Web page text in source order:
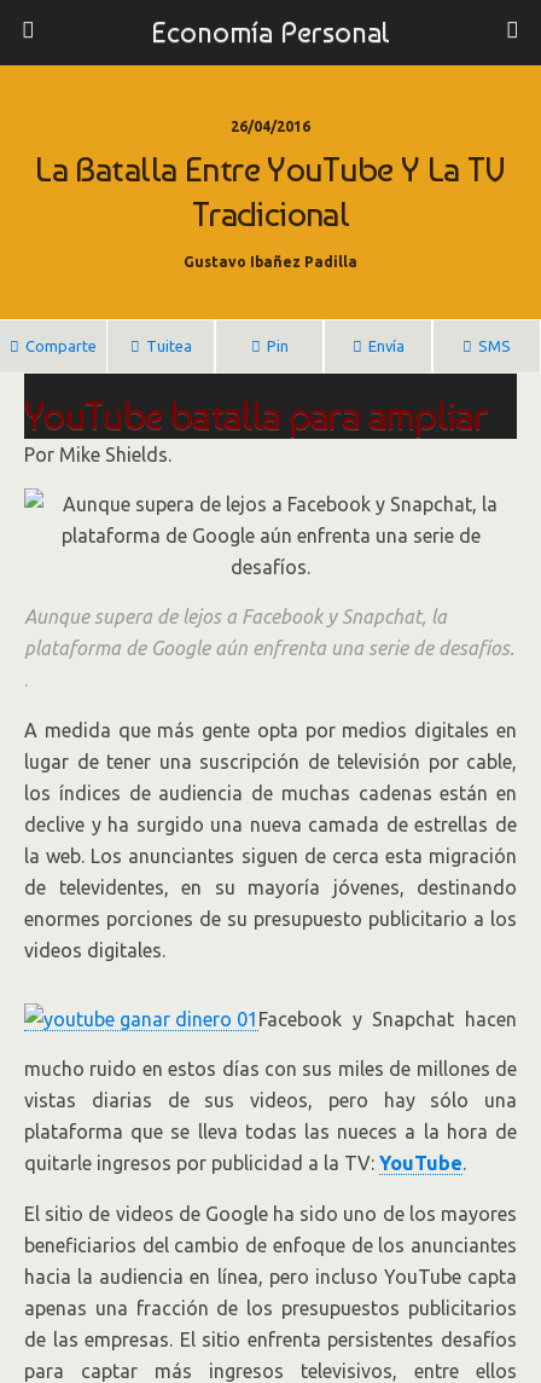
Economía Personal
26/04/2016
La Batalla Entre YouTube Y La TV
Tradicional
Gustavo Ibañez Padilla
Comparte Tuitea Pin Envía SMS
YouTube batalla para ampliar
su tajada de la publicidad que
migra de la TV a la web
Por Mike Shields.
Aunque supera de lejos a Facebook y Snapchat, la
plataforma de Google aún enfrenta una serie de desafíos.
.
A medida que más gente opta por medios digitales en
lugar de tener una suscripción de televisión por cable,
los índices de audiencia de muchas cadenas están en
declive y ha surgido una nueva camada de estrellas de
la web. Los anunciantes siguen de cerca esta migración
de televidentes, en su mayoría jóvenes, destinando
enormes porciones de su presupuesto publicitario a los
videos digitales.
Facebook y Snapchat hacen
mucho ruido en estos días con sus miles de millones de
vistas diarias de sus videos, pero hay sólo una
plataforma que se lleva todas las nueces a la hora de
quitarle ingresos por publicidad a la TV: YouTube.
El sitio de videos de Google ha sido uno de los mayores
beneficiarios del cambio de enfoque de los anunciantes
hacia la audiencia en línea, pero incluso YouTube capta
apenas una fracción de los presupuestos publicitarios
de las empresas. El sitio enfrenta persistentes desafíos
para captar más ingresos televisivos, entre ellos